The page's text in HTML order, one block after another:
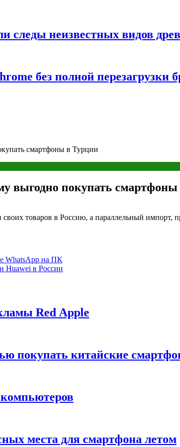
следы неизвестных видов
без полной перезагрузки
смартфоны в Турции
выгодно покупать
товаров в Россию, а параллельный импорт,
WhatsApp на ПК
Huawei в России
Red Apple
покупать китайские
места для смартфона летом